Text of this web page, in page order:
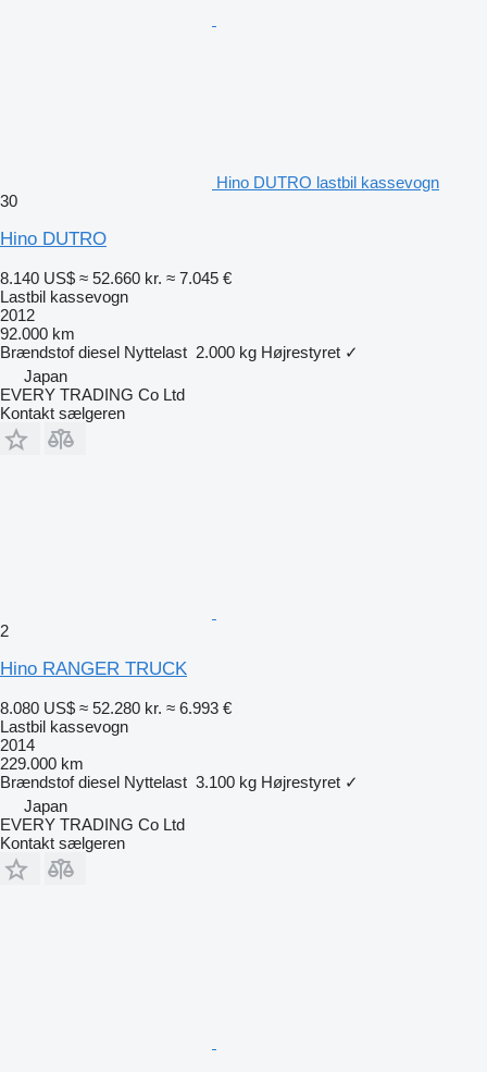
Hino DUTRO lastbil kassevogn
30
Hino DUTRO
8.140 US$ ≈ 52.660 kr. ≈ 7.045 €
Lastbil kassevogn
2012
92.000 km
Brændstof diesel Nyttelast 2.000 kg Højrestyret ✓
Japan
EVERY TRADING Co Ltd
Kontakt sælgeren
2
Hino RANGER TRUCK
8.080 US$ ≈ 52.280 kr. ≈ 6.993 €
Lastbil kassevogn
2014
229.000 km
Brændstof diesel Nyttelast 3.100 kg Højrestyret ✓
Japan
EVERY TRADING Co Ltd
Kontakt sælgeren